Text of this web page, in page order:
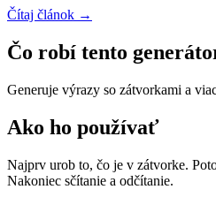
Čítaj článok →
Čo robí tento
Generuje výrazy so zátvorkami a
Ako ho používať
Najprv urob to, čo je v zátvorke.
Nakoniec sčítanie a odčítanie.